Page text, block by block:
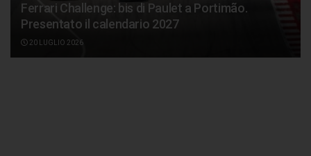
Ferrari Challenge: bis di Paulet a Portimão.
Presentato il calendario 2027
20 LUGLIO 2026